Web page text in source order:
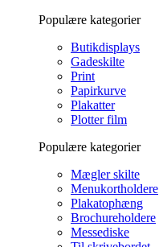
Populære kategorier
Butikdisplays
Gadeskilte
Print
Papirkurve
Plakatter
Plotter film
Populære kategorier
Mægler skilte
Menukortholdere
Plakatophæng
Brochureholdere
Messediske